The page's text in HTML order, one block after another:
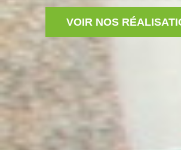
VOIR NOS